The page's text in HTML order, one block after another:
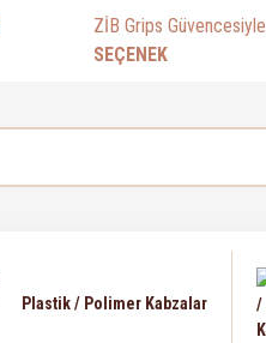
ZİB Grips Güvencesiyle
SEÇENEK
Plastik / Polimer Kabzalar